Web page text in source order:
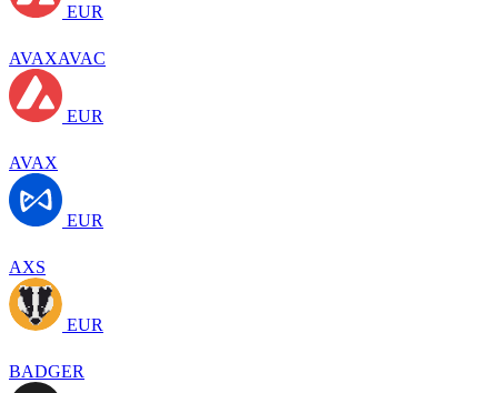
EUR
AVAXAVAC
EUR
AVAX
EUR
AXS
EUR
BADGER